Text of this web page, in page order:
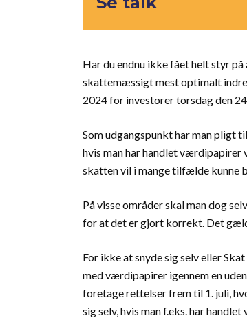
Har du endnu ikke fået helt styr
skattemæssigt mest optimalt
2024 for investorer torsdag den
Som udgangspunkt har man pligt
hvis man har handlet værdipapirer
skatten vil i mange tilfælde kunne
På visse områder skal man dog
for at det er gjort korrekt. Det
For ikke at snyde sig selv eller
med værdipapirer igennem en
foretage rettelser frem til 1. juli,
sig selv, hvis man f.eks. har